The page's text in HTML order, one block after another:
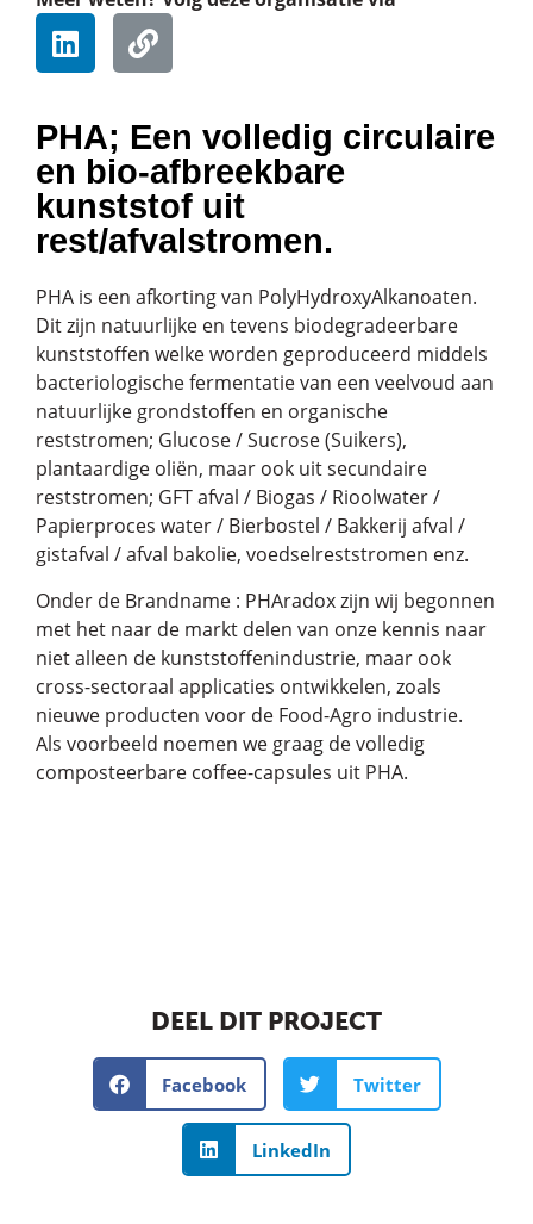
PHA; Een volledig circulaire
en bio-afbreekbare
kunststof uit
rest/afvalstromen.
PHA is een afkorting van PolyHydroxyAlkanoaten.
Dit zijn natuurlijke en tevens biodegradeerbare
kunststoffen welke worden geproduceerd middels
bacteriologische fermentatie van een veelvoud aan
natuurlijke grondstoffen en organische
reststromen; Glucose / Sucrose (Suikers),
plantaardige oliën, maar ook uit secundaire
reststromen; GFT afval / Biogas / Rioolwater /
Papierproces water / Bierbostel / Bakkerij afval /
gistafval / afval bakolie, voedselreststromen enz.
Onder de Brandname : PHAradox zijn wij begonnen
met het naar de markt delen van onze kennis naar
niet alleen de kunststoffenindustrie, maar ook
cross-sectoraal applicaties ontwikkelen, zoals
nieuwe producten voor de Food-Agro industrie.
Als voorbeeld noemen we graag de volledig
composteerbare coffee-capsules uit PHA.
DEEL DIT PROJECT
Facebook Twitter
LinkedIn